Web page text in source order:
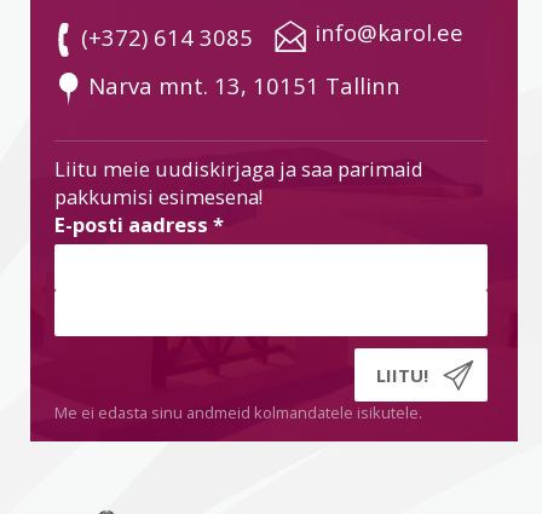
(+372) 614 3085
info@karol.ee
Narva mnt. 13, 10151 Tallinn
Liitu meie uudiskirjaga ja saa parimaid
pakkumisi esimesena!
E-posti aadress *
Me ei edasta sinu andmeid kolmandatele isikutele.